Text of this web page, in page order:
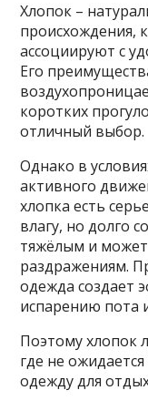
Хлопок –
происхождения,
ассоциируют с
Его
коротких
отличный выбор.
Однако в
активного
хлопка есть
влагу, но долго
тяжёлым и
раздражениям.
одежда создает
испарению пота
Поэтому хлопок
где не
одежду для